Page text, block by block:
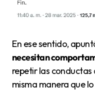
En ese sentido,
necesitan
repetir las conductas
misma manera que